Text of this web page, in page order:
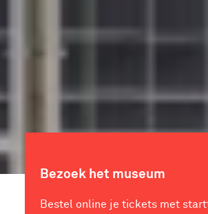
Bezoek het museum
Bestel online je tickets met